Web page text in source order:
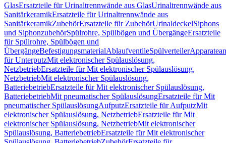
GlasErsatzteile für Urinaltrennwände aus GlasUrinaltrennwände aus
SanitärkeramikErsatzteile für Urinaltrennwände aus
SanitärkeramikZubehörErsatzteile für ZubehörUrinaldeckelSiphons
und SiphonzubehörSpülrohre, Spülbögen und ÜbergängeErsatzteile
für Spülrohre, Spülbögen und
ÜbergängeBefestigungsmaterialAblaufventileSpülverteiler
für UnterputzMit elektronischer Spülauslösung,
NetzbetriebErsatzteile für Mit elektronischer Spülauslösung,
NetzbetriebMit elektronischer Spülauslösung,
BatteriebetriebErsatzteile für Mit elektronischer Spülauslösung,
BatteriebetriebMit pneumatischer SpülauslösungErsatzteile für Mit
pneumatischer SpülauslösungAufputzErsatzteile für AufputzMit
elektronischer Spülauslösung, NetzbetriebErsatzteile für Mit
elektronischer Spülauslösung, NetzbetriebMit elektronischer
Spülauslösung, BatteriebetriebErsatzteile für Mit elektronischer